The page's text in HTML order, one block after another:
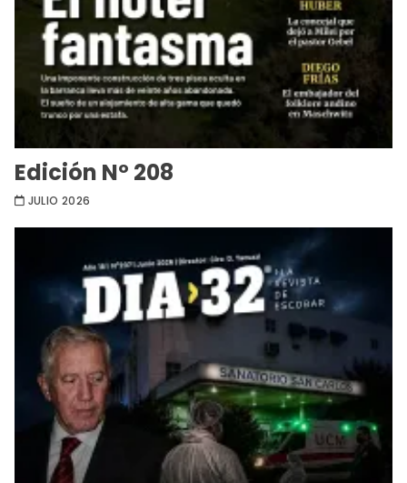
Edición Nº 208
JULIO 2026